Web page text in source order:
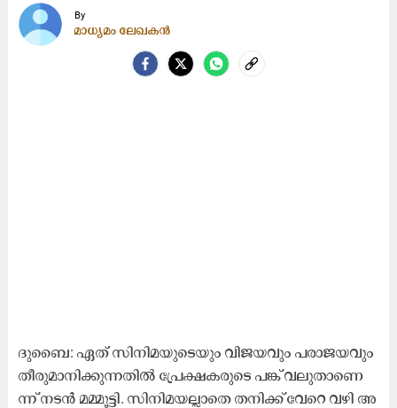
By
മാധ്യമം ലേഖകൻ
ദു​ബൈ: ഏ​ത്​ സി​നി​മ​യു​ടെ​യും വി​ജ​യ​വും പ​രാ​ജ​യ​വും
തീ​രു​മാ​നി​ക്കു​ന്ന​തി​ൽ പ്രേ​ക്ഷ​ക​രു​ടെ പ​ങ്ക്​ വ​ലു​താ​ണെ​
ന്ന്​ ന​ട​ൻ മ​മ്മൂ​ട്ടി. സി​നി​മ​യ​ല്ലാ​തെ ത​നി​ക്ക്​ വേ​റെ വ​ഴി അ​